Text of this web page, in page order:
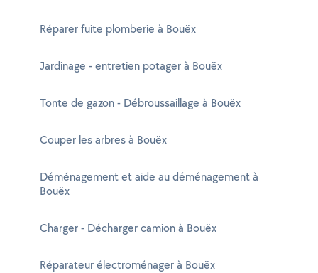
Réparer fuite plomberie à Bouëx
Jardinage - entretien potager à Bouëx
Tonte de gazon - Débroussaillage à Bouëx
Couper les arbres à Bouëx
Déménagement et aide au déménagement à
Bouëx
Charger - Décharger camion à Bouëx
Réparateur électroménager à Bouëx